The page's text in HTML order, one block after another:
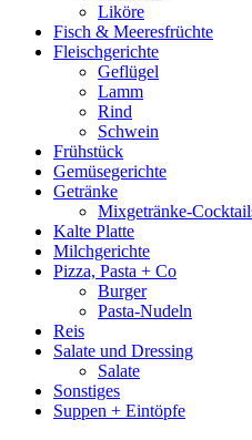
Liköre
Fisch & Meeresfrüchte
Fleischgerichte
Geflügel
Lamm
Rind
Schwein
Frühstück
Gemüsegerichte
Getränke
Mixgetränke-
Kalte Platte
Milchgerichte
Pizza, Pasta + Co
Burger
Pasta-Nudeln
Reis
Salate und Dressing
Salate
Sonstiges
Suppen + Eintöpfe